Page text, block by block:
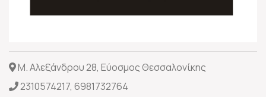
Μ. Αλεξάνδρου 28, Εύοσμος Θεσσαλονίκης
2310574217, 6981732764